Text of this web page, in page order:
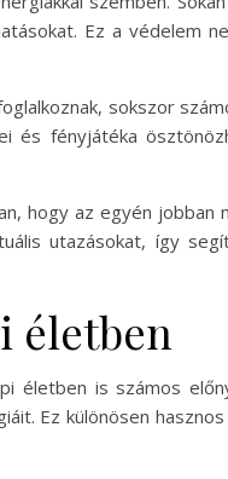
Ez a védelem
sokszor
és fényjátéka
hogy az egyén
utazásokat, így
életben
életben is számos
Ez különösen